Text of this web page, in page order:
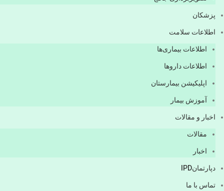
پزشكان
اطلاعات سلامت
اطلاعات بیماری‌ها
اطلاعات دارو‌ها
اپليكيشن بيمارستان
آموزش بیمار
اخبار و مقالات
مقالات
اخبار
دپارتمانIPD
تماس با ما